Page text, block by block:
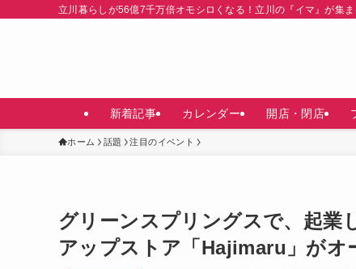
立川暮らしが56億7千万倍オモシロくなる！立川の『イマ』が集
新着記事 カレンダー 開店・閉店
ホーム 話題 注目のイベント
グリーンスプリングスで、起業
アップストア「Hajimaru」がオ